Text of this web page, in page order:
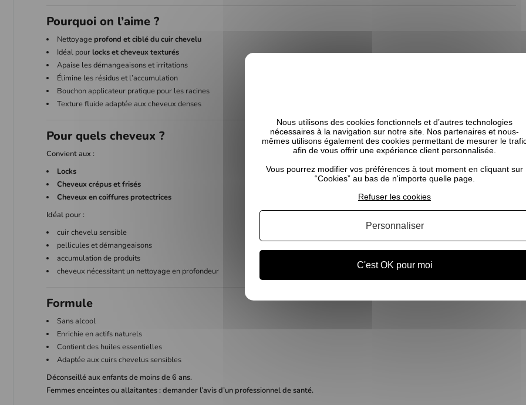
Pourquoi on l’aime ?
Nettoyage profond et ciblé du cuir chevelu
Idéal pour locks et cheveux texturés
Apaise les démangeaisons et irritations
Élimine les résidus et l’accumulation
Bouchon applicateur pratique pour les racines
Texture fluide adaptée aux cheveux denses
Pour quels cheveux ?
Convient aux :
Locks
Cheveux crépus et frisés
Cheveux en coiffures protectrices
Idéal pour :
cuir chevelu sensible
pellicules et démangeaisons
accumulation de produits
cheveux nécessitant un nettoyage en profondeur
Formule
Sans alcool
Enrichie en actifs naturels
Contient des huiles essentielles
Adaptée aux cuirs chevelus sensibles
Déconseillé aux enfants de moins de 6 ans.
Femmes enceintes ou allaitantes : demander l’avis d’un professionnel de santé.
Nous utilisons des cookies fonctionnels et d’autres technologies
nécessaires à la navigation sur notre site. Nos partenaires et nous-
mêmes utilisons également des cookies permettant de mesurer le
afin de vous offrir une expérience client personnalisée.
Vous pourrez modifier vos préférences à tout moment en cliquant sur
“Cookies” au bas de n'importe quelle page.
C'est OK pour moi
Refuser les cookies
Personnaliser